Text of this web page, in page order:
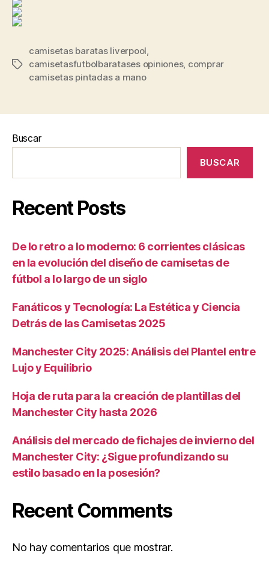
Etiquetas
camisetas baratas liverpool,
camisetasfutbolbaratases opiniones, comprar
camisetas pintadas a mano
Buscar
BUSCAR
Recent Posts
De lo retro a lo moderno: 6 corrientes clásicas
en la evolución del diseño de camisetas de
fútbol a lo largo de un siglo
Fanáticos y Tecnología: La Estética y Ciencia
Detrás de las Camisetas 2025
Manchester City 2025: Análisis del Plantel entre
Lujo y Equilibrio
Hoja de ruta para la creación de plantillas del
Manchester City hasta 2026
Análisis del mercado de fichajes de invierno del
Manchester City: ¿Sigue profundizando su
estilo basado en la posesión?
Recent Comments
No hay comentarios que mostrar.